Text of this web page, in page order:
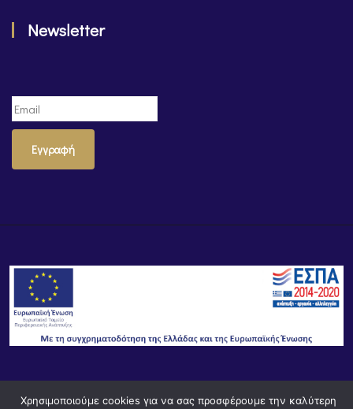
Newsletter
Εγγραφή
Χρησιμοποιούμε cookies για να σας προσφέρουμε την καλύτερη